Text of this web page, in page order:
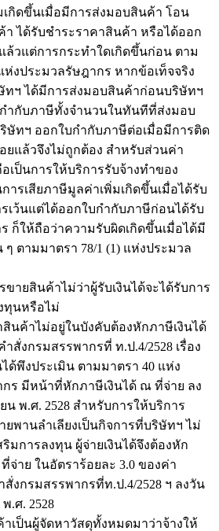
กิดขึ้นเมื่อมีการส่งมอบสินค้า โอน
ได้รับชำระราคาสินค้า หรือได้ออก
ล้วแต่การกระทำใดเกิดขึ้นก่อน ตาม
ห่งประมวลรัษฎากร หากข้อเท็จจริง
ทฯ ได้มีการส่งมอบสินค้าก่อนบริษัทฯ
ำกับภาษีทั้งจำนวนในทันทีที่ส่งมอบ
ษัทฯ ออกใบกำกับภาษีต่อเมื่อมีการติด
อยแล้วจึงไม่ถูกต้อง สำหรับส่วนค่า
เป็นการให้บริการรับจ้างทำของ
ารเสียภาษีมูลค่าเพิ่มเกิดขึ้นเมื่อได้รับ
เว้นแต่ได้ออกใบกำกับภาษีก่อนได้รับ
ก็ให้ถือว่าความรับผิดเกิดขึ้นเมื่อได้มี
ตามมาตรา 78/1 (1) แห่งประมวล
ายสินค้าไม่ว่าผู้รับเงินได้จะได้รับการ
ทุนหรือไม่
สินค้าไม่อยู่ในบังคับต้องหักภาษีเงินได้
สั่งกรมสรรพากรที่ ท.ป.4/2528 เรื่อง
ได้พึงประเมิน ตามมาตรา 40 แห่ง
ร มีหน้าที่หักภาษีเงินได้ ณ ที่จ่าย ลง
น พ.ศ. 2528 สำหรับการให้บริการ
ยพานลำเลียงเป็นกิจการที่บริษัทฯ ไม่
ริมการลงทุน ผู้จ่ายเงินได้จึงต้องหัก
จ่าย ในอัตราร้อยละ 3.0 ของค่า
งกรมสรรพากรที่ท.ป.4/2528 ฯ ลงวัน
.ศ. 2528
เป็นผู้จัดหาวัสดุทั้งหมดมาว่าจ้างให้